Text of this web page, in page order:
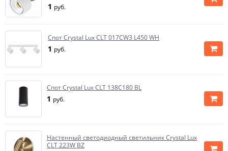
1 руб.
Спот Crystal Lux CLT 017CW3 L450 WH
1 руб.
Спот Crystal Lux CLT 138C180 BL
1 руб.
Настенный светодиодный светильник Crystal Lux
CLT 223W BZ